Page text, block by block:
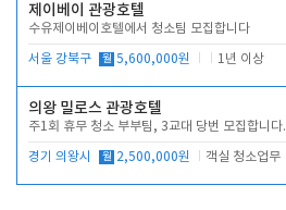
제이베이 관광호텔
수유제이베이호텔에서 청소팀 모집합니다
서울 강북구 월 5,600,000원 1년 이상
의왕 밀로스 관광호텔
주1회 휴무 청소 부부팀, 3교대 당번 모집합니다.
경기 의왕시 월 2,500,000원 객실 청소업무